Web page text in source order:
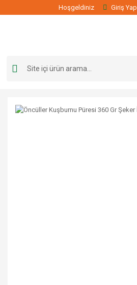
Hoşgeldiniz Giriş Yap